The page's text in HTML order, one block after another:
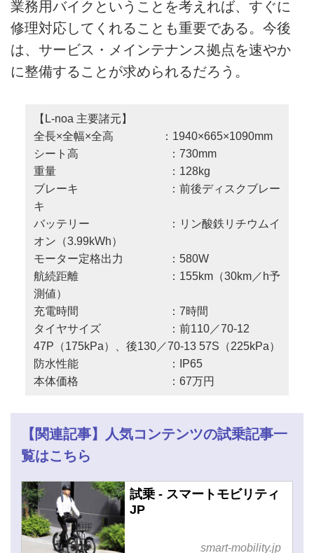
業務用バイクということを考えれば、すぐに
修理対応してくれることも重要である。今後
は、サービス・メインテナンス拠点を速やか
に整備することが求められるだろう。
【L-noa 主要諸元】
全長×全幅×全高 ：1940×665×1090mm
シート高 ：730mm
重量 ：128kg
ブレーキ ：前後ディスクブレー
キ
バッテリー ：リン酸鉄リチウムイ
オン（3.99kWh）
モーター定格出力 ：580W
航続距離 ：155km（30km／h予
測値）
充電時間 ：7時間
タイヤサイズ ：前110／70-12
47P（175kPa）、後130／70-13 57S（225kPa）
防水性能 ：IP65
本体価格 ：67万円
【関連記事】人気コンテンツの試乗記事一
覧はこちら
試乗 - スマートモビリティ
JP
smart-mobility.jp